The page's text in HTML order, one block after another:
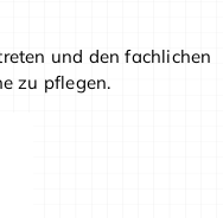
und den fachlichen
zu pflegen.